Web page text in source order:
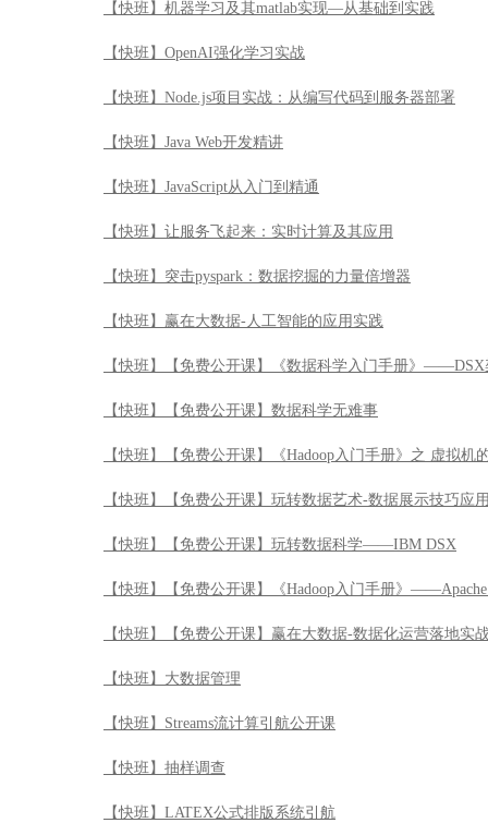
【快班】机器学习及其matlab实现—从基础到实践
【快班】OpenAI强化学习实战
【快班】Node.js项目实战：从编写代码到服务器部署
【快班】Java Web开发精讲
【快班】JavaScript从入门到精通
【快班】让服务飞起来：实时计算及其应用
【快班】突击pyspark：数据挖掘的力量倍增器
【快班】赢在大数据-人工智能的应用实践
【快班】【免费公开课】《数据科学入门手册》
【快班】【免费公开课】数据科学无难事
【快班】【免费公开课】《Hadoop入门手册》之 虚拟机
【快班】【免费公开课】玩转数据艺术-数据展示技巧应
【快班】【免费公开课】玩转数据科学——IBM DSX
【快班】【免费公开课】《Hadoop入门手册》
【快班】【免费公开课】赢在大数据-数据化运营落地实
【快班】大数据管理
【快班】Streams流计算引航公开课
【快班】抽样调查
【快班】LATEX公式排版系统引航